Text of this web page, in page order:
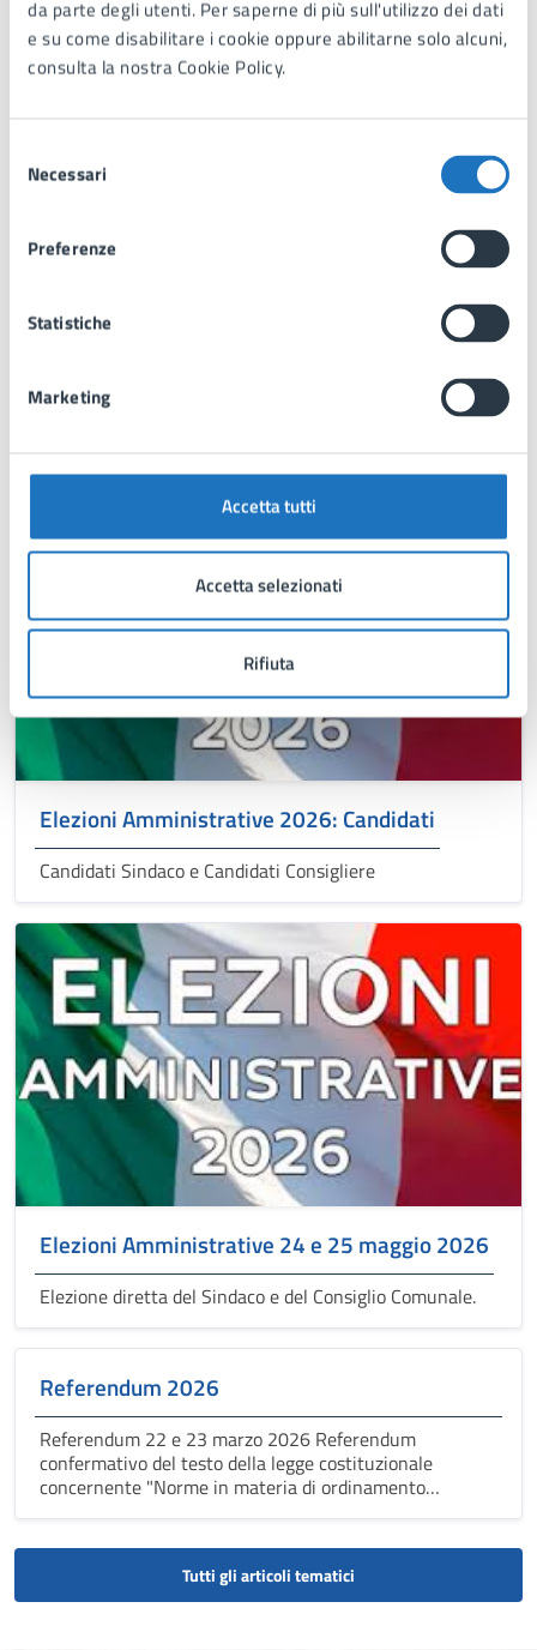
da parte degli utenti. Per saperne di più sull'utilizzo dei dati
e su come disabilitare i cookie oppure abilitarne solo alcuni,
consulta la nostra Cookie Policy.
delNecessari
Preferenze
Statistiche
Marketing
Accetta tutti
Accetta selezionati
Rifiuta
candidature per le elezioni comunali
DOCUMENTO ALBO PRETORIO
Disponibilità per la nomina di scrutatore per le
Elezioni Amministrative 2026: Candidati
Candidati Sindaco e Candidati Consigliere
Elezioni Amministrative 24 e 25 maggio 2026
Elezione diretta del Sindaco e del Consiglio Comunale.
Referendum 2026
Referendum 22 e 23 marzo 2026 Referendum
confermativo del testo della legge costituzionale
concernente "Norme in materia di ordinamento
giurisdizionale e di istituzione della Corte disciplinare".
Tutti gli articoli tematici